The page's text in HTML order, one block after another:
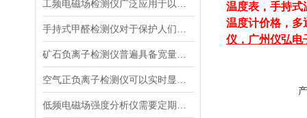
温度表，手持式
温度计价格，多
仪，广州仪弘电